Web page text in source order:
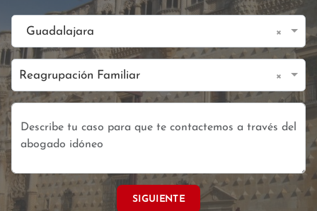
Guadalajara ×
Reagrupación Familiar ×
SIGUIENTE